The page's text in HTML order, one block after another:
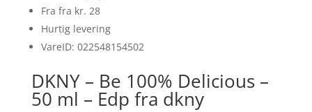
Fra fra kr. 28
Hurtig levering
VareID: 022548154502
DKNY – Be 100% Delicious –
50 ml – Edp fra dkny